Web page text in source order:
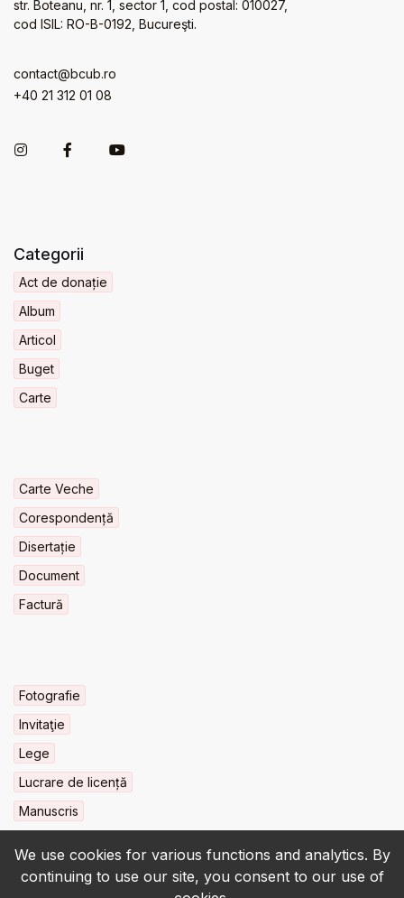
We use cookies for various functions and analytics. By
continuing to use our site, you consent to our use of
str. Boteanu, nr. 1, sector 1, cod postal: 010027,
cod ISIL: RO-B-0192, Bucureşti.
contact@bcub.ro
+40 21 312 01 08
Categorii
Act de donație
Album
Articol
Buget
Carte
Carte Veche
Corespondență
Disertație
Document
Factură
Fotografie
Invitaţie
Lege
Lucrare de licență
Manuscris